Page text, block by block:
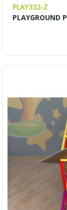
PLAY332-Z
PLAYGROUND